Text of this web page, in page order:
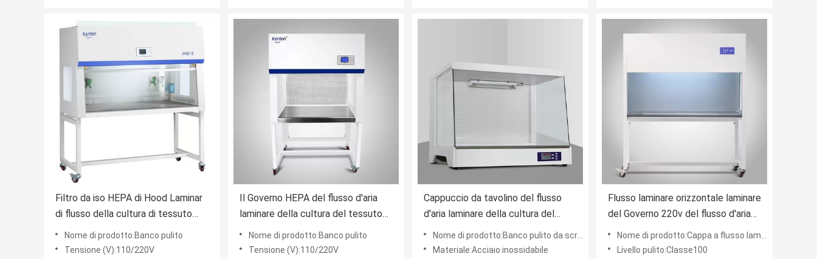
Filtro da iso HEPA di Hood Laminar
di flusso della cultura di tessuto
vegetale del flusso d'aria laminare
di verticale della classe 5
Nome di prodotto:Banco pulito
Tensione (V):110/220V
Il Governo HEPA del flusso d'aria
laminare della cultura del tessuto
filtra 99,99% il flusso laminare Hood
Vertical
Nome di prodotto:Banco pulito
Tensione (V):110/220V
Cappuccio da tavolino del flusso
d'aria laminare della cultura del
tessuto del Governo di flusso
laminare
Nome di prodotto:Banco pulito da scrivania
Materiale:Acciaio inossidabile
Flusso laminare orizzontale laminare
del Governo 220v del flusso d'aria
del laboratorio Class100
Nome di prodotto:Cappa a flusso laminare classe 100
Livello pulito:Classe100